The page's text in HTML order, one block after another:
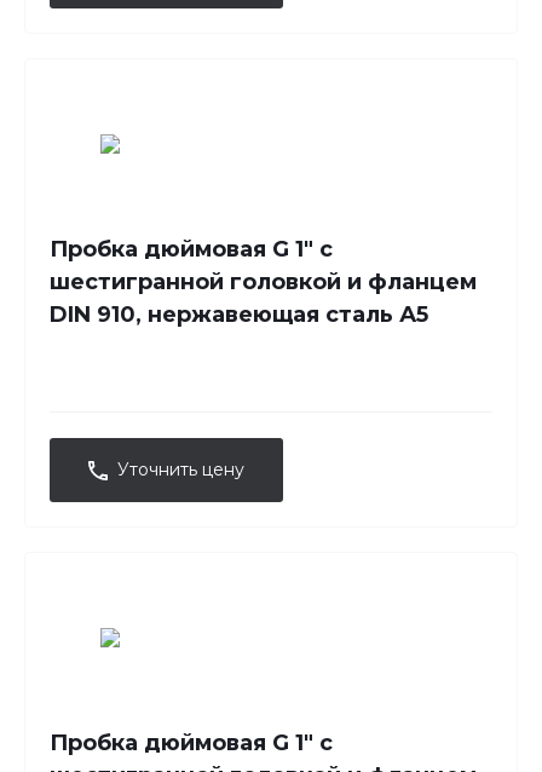
Пробка дюймовая G 1" с
шестигранной головкой и фланцем
DIN 910, нержавеющая сталь А5
Уточнить цену
Пробка дюймовая G 1" с